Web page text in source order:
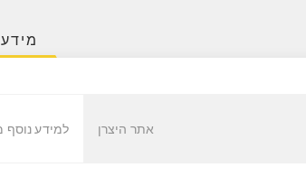
אתר היצרן למידע נוסף